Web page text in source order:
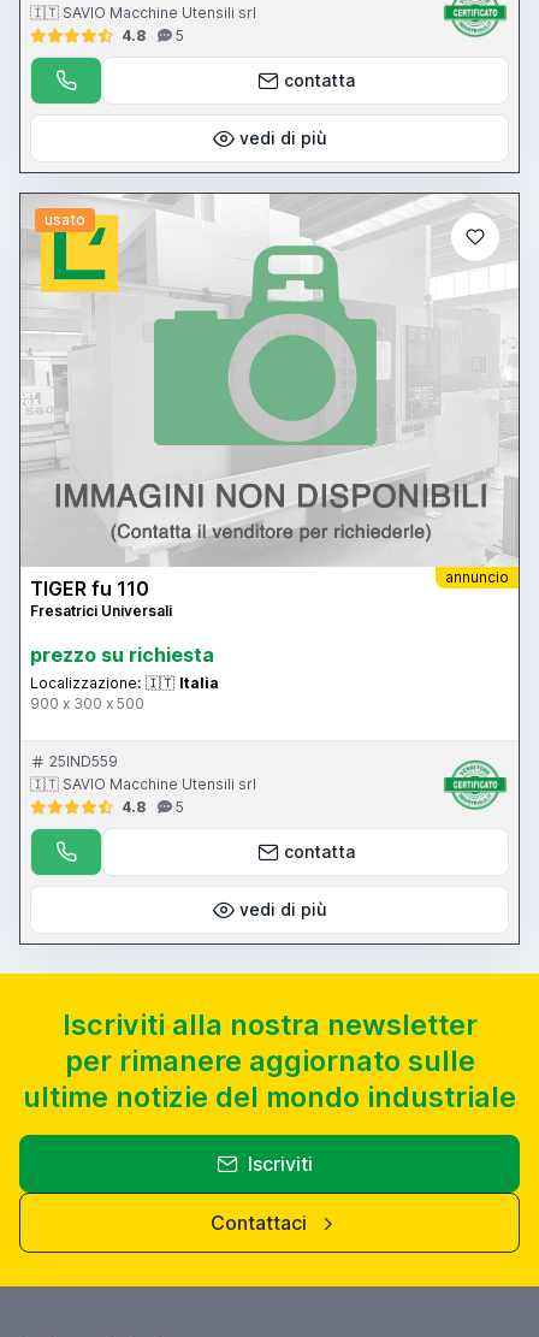
🇮🇹 SAVIO Macchine Utensili srl
4.8
5
contatta
vedi di più
usato
annuncio
TIGER fu 110
Fresatrici Universali
prezzo su richiesta
Localizzazione: 🇮🇹 Italia
900 x 300 x 500
25IND559
🇮🇹 SAVIO Macchine Utensili srl
4.8
5
contatta
vedi di più
Iscriviti alla nostra newsletter
per rimanere aggiornato sulle
ultime notizie del mondo industriale
Iscriviti
Contattaci